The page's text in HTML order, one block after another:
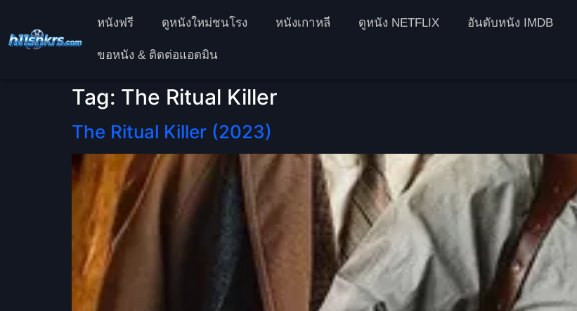
หนังฟรี ดูหนังใหม่ชนโรง หนังเกาหลี ดูหนัง NETFLIX อันดับหนัง IMDB
ขอหนัง & ติดต่อแอดมิน
Tag: The Ritual Killer
The Ritual Killer (2023)